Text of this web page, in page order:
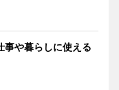
や暮らしに使える